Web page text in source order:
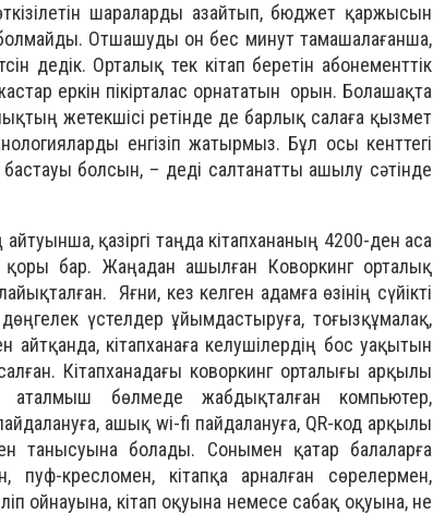
шараларды азайтып, бюджет қаржысын
Отшашуды он бес минут тамашалағанша,
дедік. Орталық тек кітап беретін абонементтік
еркін пікірталас орнататын орын. Болашақта
жетекшісі ретінде де барлық салаға қызмет
енгізіп жатырмыз. Бұл осы кенттегі
болсын, – деді салтанатты ашылу сәтінде
қазіргі таңда кітапхананың 4200-ден аса
бар. Жаңадан ашылған Коворкинг орталық
Яғни, кез келген адамға өзінің сүйікті
үстелдер ұйымдастыруға, тоғызқұмалақ,
кітапханаға келушілердің бос уақытын
Кітапханадағы коворкинг орталығы арқылы
аталмыш бөлмеде жабдықталған компьютер,
ашық wi-fi пайдалануға, QR-код арқылы
танысуына болады. Сонымен қатар балаларға
кресломен, кітапқа арналған сөрелермен,
ойнауына, кітап оқуына немесе сабақ оқуына, не